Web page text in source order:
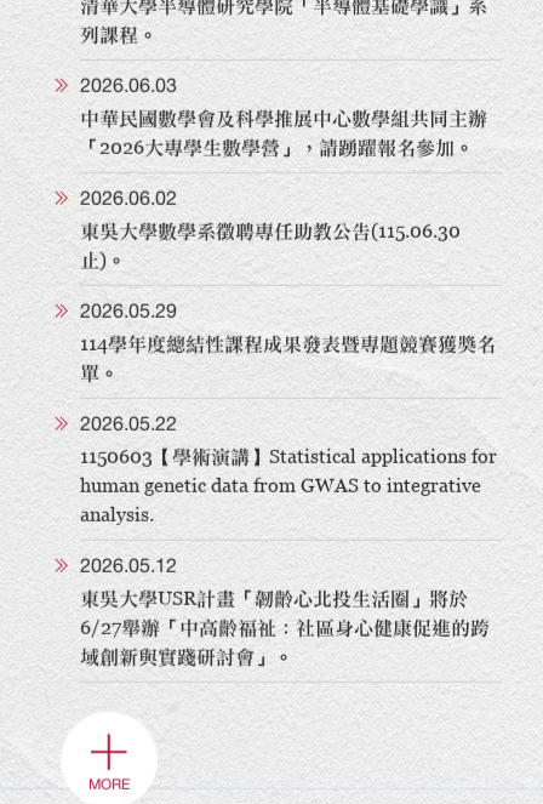
清華大學半導體研究學院「半導體基礎學識」系
列課程。
2026.06.03
中華民國數學會及科學推展中心數學組共同主辦
「2026大專學生數學營」，請踴躍報名參加。
2026.06.02
東吳大學數學系徵聘專任助教公告(115.06.30
止)。
2026.05.29
114學年度總結性課程成果發表暨專題競賽獲獎名
單。
2026.05.22
1150603【學術演講】Statistical applications for
human genetic data from GWAS to integrative
analysis.
2026.05.12
東吳大學USR計畫「韌齡心北投生活圈」將於
6/27舉辦「中高齡福祉：社區身心健康促進的跨
域創新與實踐研討會」。
＋
MORE